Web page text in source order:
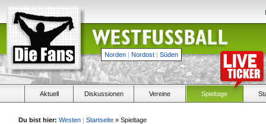
Norden | Nordost | Süden
Aktuell Diskussionen Vereine Spieltage
Du bist hier: Westen | Startseite » Spieltage